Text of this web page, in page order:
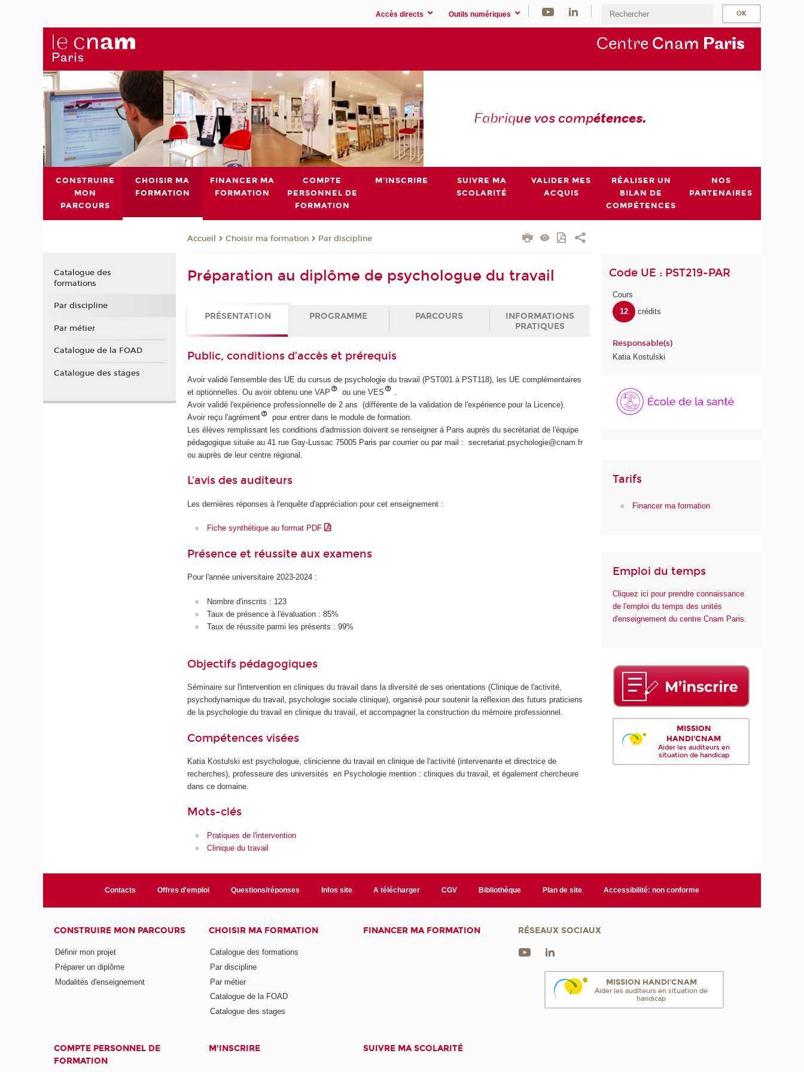
Accès directs Outils numériques
Centre Cnam Paris
Fabrique vos compétences.
CONSTRUIRE
MON
PARCOURS
CHOISIR MA
FORMATION
FINANCER MA
FORMATION
COMPTE
PERSONNEL DE
FORMATION
M'INSCRIRE
SUIVRE MA
SCOLARITÉ
VALIDER MES
ACQUIS
RÉALISER UN
BILAN DE
COMPÉTENCES
NOS
PARTENAIRES
Accueil Choisir ma formation Par discipline
Préparation au diplôme de psychologue du travail
PRÉSENTATION PROGRAMME PARCOURS
INFORMATIONS
PRATIQUES
Public, conditions d’accès et prérequis
Avoir validé l'ensemble des UE du cursus de psychologie du travail (PST001 à PST118), les UE complémentaires
et optionnelles. Ou avoir obtenu une VAP
ou une VES
Avoir validé l'expérience professionnelle de 2 ans (différente de la validation de l'expérience pour la Licence).
Avoir reçu l'agrément
pour entrer dans le module de formation.
Les élèves remplissant les conditions d'admission doivent se renseigner à Paris auprès du secrétariat de l'équipe
pédagogique située au 41 rue Gay-Lussac 75005 Paris par courrier ou par mail : secretariat.psychologie@cnam.fr
ou auprès de leur centre régional.
L'avis des auditeurs
Les dernières réponses à l'enquête d'appréciation pour cet enseignement :
Fiche synthétique au format PDF
Présence et réussite aux examens
Pour l'année universitaire 2023-2024 :
Nombre d'inscrits : 123
Taux de présence à l'évaluation : 85%
Taux de réussite parmi les présents : 99%
Objectifs pédagogiques
Séminaire sur l'intervention en cliniques du travail dans la diversité de ses orientations (Clinique de l'activité,
psychodynamique du travail, psychologie sociale clinique), organisé pour soutenir la réflexion des futurs praticiens
de la psychologie du travail en clinique du travail, et accompagner la construction du mémoire professionnel.
Compétences visées
Katia Kostulski est psychologue, clinicienne du travail en clinique de l'activité (intervenante et directrice de
recherches), professeure des universités en Psychologie mention : cliniques du travail, et également chercheure
dans ce domaine.
Mots-clés
Pratiques de l'intervention
Clinique du travail
Code UE : PST219-PAR
Cours
12
crédits
Responsable(s)
Katia Kostulski
Tarifs
Financer ma formation
Emploi du temps
Cliquez ici pour prendre connaissance
de l'emploi du temps des unités
d'enseignement du centre Cnam Paris.
MISSION
HANDI'CNAM
Aider les auditeurs en
situation de handicap
Catalogue des
formations
Par discipline
Par métier
Catalogue de la FOAD
Catalogue des stages
Contacts Offres d'emploi Questions/réponses Infos site A télécharger CGV Bibliothèque Plan de site Accessibilité: non conforme
CONSTRUIRE MON PARCOURS
Définir mon projet
Préparer un diplôme
Modalités d'enseignement
CHOISIR MA FORMATION
Catalogue des formations
Par discipline
Par métier
Catalogue de la FOAD
Catalogue des stages
FINANCER MA FORMATION
COMPTE PERSONNEL DE
FORMATION
M'INSCRIRE SUIVRE MA SCOLARITÉ
RÉSEAUX SOCIAUX
MISSION HANDI'CNAM
Aider les auditeurs en situation de
handicap